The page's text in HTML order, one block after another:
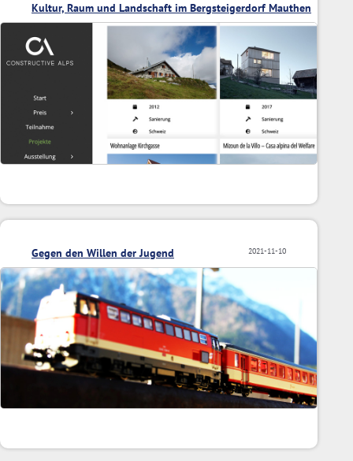
Kultur, Raum und Landschaft im Bergsteigerdorf Mauthen
2021-11-10
Gegen den Willen der Jugend